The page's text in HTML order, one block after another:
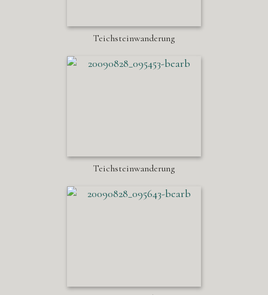
Teichsteinwanderung
Teichsteinwanderung